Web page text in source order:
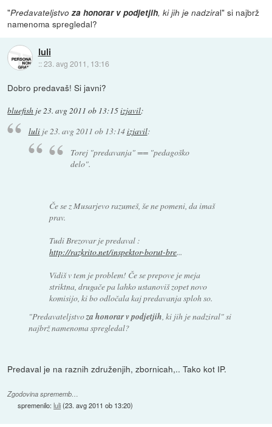
"Predavateljstvoza honorar v podjetjih, ki jih je nadziral" si najbrž
namenoma spregledal?
luli
::23. avg 2011, 13:16
Dobro predavaš! Si javni?
bluefish je23. avg 2011 ob 13:15izjavil:
lulije23. avg 2011 ob 13:14izjavil:
Torej "predavanja" == "pedagoško
delo".
Če se z Musarjevo razumeš, še ne pomeni, da imaš
prav.
Tudi Brezovar je predaval :
http://razkrito.net/inspektor-borut-bre...
Vidiš v tem je problem! Če se prepove je meja
striktna, drugače pa lahko ustanoviš zopet novo
komisijo, ki bo odločala kaj predavanja sploh so.
"Predavateljstvoza honorar v podjetjih , ki jih je nadziral" si
najbrž namenoma spregledal?
Predaval je na raznih združenjih, zbornicah,.. Tako kot IP.
Zgodovina sprememb…
spremenilo:luli(23. avg 2011 ob 13:20)